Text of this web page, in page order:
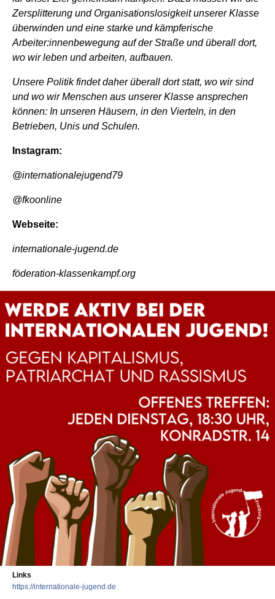
Zersplitterung und Organisationslosigkeit unserer Klasse
überwinden und eine starke und kämpferische
Arbeiter:innenbewegung auf der Straße und überall dort,
wo wir leben und arbeiten, aufbauen.
Unsere Politik findet daher überall dort statt, wo wir sind
und wo wir Menschen aus unserer Klasse ansprechen
können: In unseren Häusern, in den Vierteln, in den
Betrieben, Unis und Schulen.
Instagram:
@internationalejugend79
@fkoonline
Webseite:
internationale-jugend.de
föderation-klassenkampf.org
Links
https://internationale-jugend.de